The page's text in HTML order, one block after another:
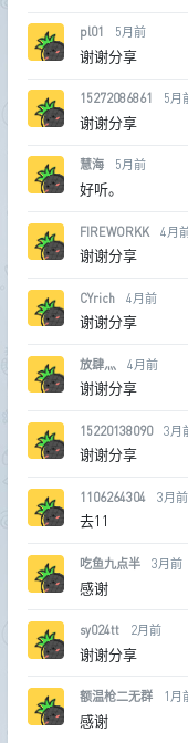
pl01 5月前
谢谢分享
15272086861 5月
谢谢分享
慧海 5月前
好听。
FIREWORKK 4月
谢谢分享
CYrich 4月前
谢谢分享
放肆灬 4月前
谢谢分享
15220138090 3月
谢谢分享
1106264304 3月前
去11
吃鱼九点半 3月前
感谢
sy024tt 2月前
谢谢分享
额温枪二无群 1月
感谢